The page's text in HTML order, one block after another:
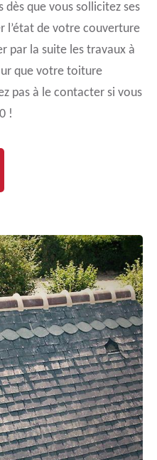
que vous sollicitez ses
l’état de votre couverture
par la suite les travaux à
que votre toiture
pas à le contacter si vous
!